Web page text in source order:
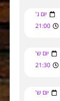
יום ג'
21:00
יום ש'
21:30
יום ש'